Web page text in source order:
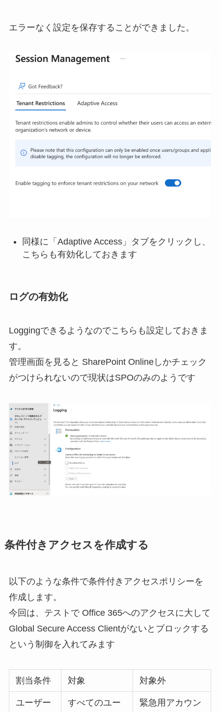
エラーなく設定を保存することができました。
同様に「Adaptive Access」タブをクリックし、
こちらも有効化しておきます
ログの有効化
Loggingできるようなのでこちらも設定しておきま
す。
管理画面を見ると SharePoint Onlineしかチェック
がつけられないので現状はSPOのみのようです
条件付きアクセスを作成する
以下のような条件で条件付きアクセスポリシーを
作成します。
今回は、テストで Office 365へのアクセスに大して
Global Secure Access Clientがないとブロックする
という制御を入れてみます
割当条件 対象 対象外
ユーザー
すべてのユー
緊急用アカウン